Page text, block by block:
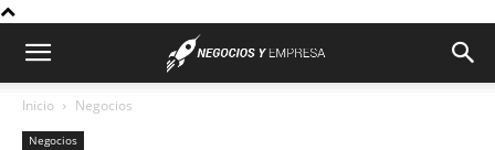
Inicio Negocios
Negocios